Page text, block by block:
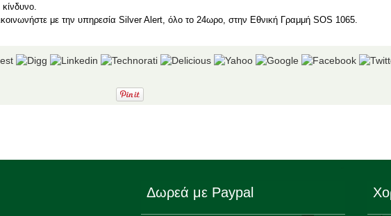
με την υπηρεσία Silver Alert, όλο το 24ωρο, στην Εθνική Γραμμή SOS 1065.
Δωρεά με Paypal